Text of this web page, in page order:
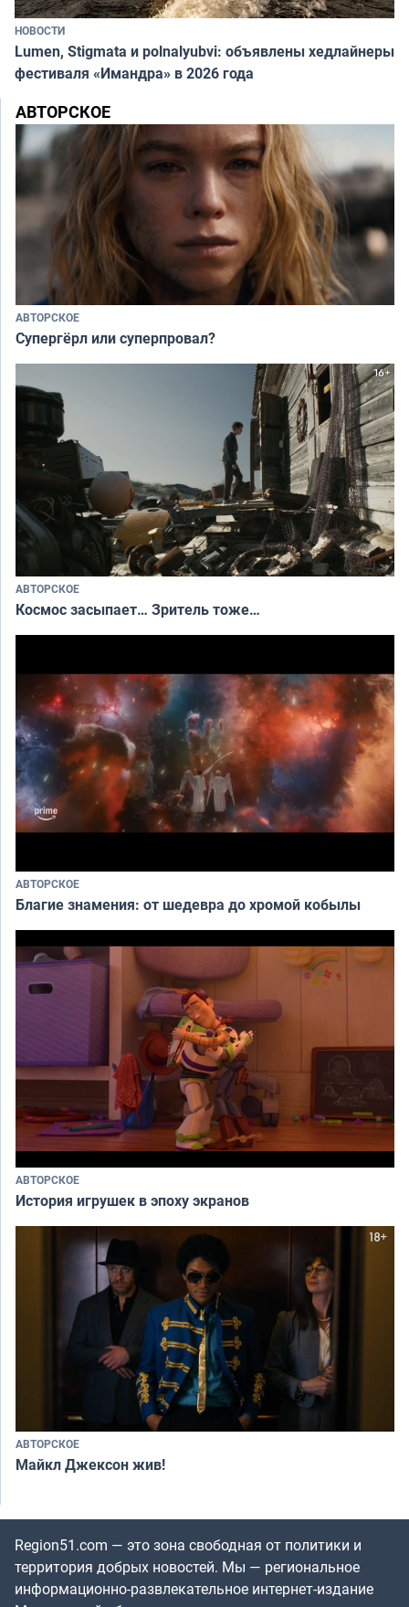
НОВОСТИ
Lumen, Stigmata и polnalyubvi: объявлены хедлайнеры
фестиваля «Имандра» в 2026 года
АВТОРСКОЕ
АВТОРСКОЕ
Супергёрл или суперпровал?
АВТОРСКОЕ
Космос засыпает… Зритель тоже…
АВТОРСКОЕ
Благие знамения: от шедевра до хромой кобылы
АВТОРСКОЕ
История игрушек в эпоху экранов
АВТОРСКОЕ
Майкл Джексон жив!
Region51.com — это зона свободная от политики и
территория добрых новостей. Мы — региональное
информационно-развлекательное интернет-издание